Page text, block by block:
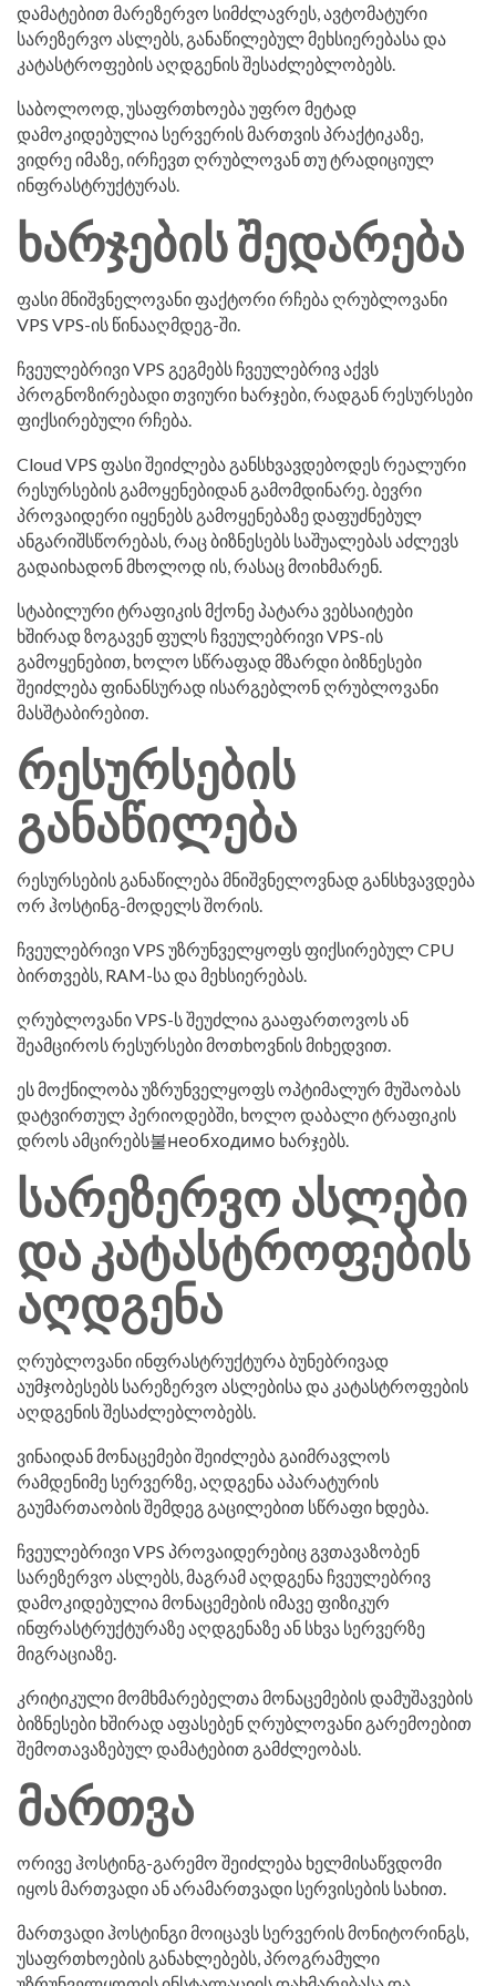
დამატებით მარეზერვო სიმძლავრეს, ავტომატური
სარეზერვო ასლებს, განაწილებულ მეხსიერებასა და
კატასტროფების აღდგენის შესაძლებლობებს.
საბოლოოდ, უსაფრთხოება უფრო მეტად
დამოკიდებულია სერვერის მართვის პრაქტიკაზე,
ვიდრე იმაზე, ირჩევთ ღრუბლოვან თუ ტრადიციულ
ინფრასტრუქტურას.
ხარჯების შედარება
ფასი მნიშვნელოვანი ფაქტორი რჩება ღრუბლოვანი
VPS VPS-ის წინააღმდეგ-ში.
ჩვეულებრივი VPS გეგმებს ჩვეულებრივ აქვს
პროგნოზირებადი თვიური ხარჯები, რადგან რესურსები
ფიქსირებული რჩება.
Cloud VPS ფასი შეიძლება განსხვავდებოდეს რეალური
რესურსების გამოყენებიდან გამომდინარე. ბევრი
პროვაიდერი იყენებს გამოყენებაზე დაფუძნებულ
ანგარიშსწორებას, რაც ბიზნესებს საშუალებას აძლევს
გადაიხადონ მხოლოდ ის, რასაც მოიხმარენ.
სტაბილური ტრაფიკის მქონე პატარა ვებსაიტები
ხშირად ზოგავენ ფულს ჩვეულებრივი VPS-ის
გამოყენებით, ხოლო სწრაფად მზარდი ბიზნესები
შეიძლება ფინანსურად ისარგებლონ ღრუბლოვანი
მასშტაბირებით.
რესურსების
განაწილება
რესურსების განაწილება მნიშვნელოვნად განსხვავდება
ორ ჰოსტინგ-მოდელს შორის.
ჩვეულებრივი VPS უზრუნველყოფს ფიქსირებულ CPU
ბირთვებს, RAM-სა და მეხსიერებას.
ღრუბლოვანი VPS-ს შეუძლია გააფართოვოს ან
შეამციროს რესურსები მოთხოვნის მიხედვით.
ეს მოქნილობა უზრუნველყოფს ოპტიმალურ მუშაობას
დატვირთულ პერიოდებში, ხოლო დაბალი ტრაფიკის
დროს ამცირებს불необходимо ხარჯებს.
სარეზერვო ასლები
და კატასტროფების
აღდგენა
ღრუბლოვანი ინფრასტრუქტურა ბუნებრივად
აუმჯობესებს სარეზერვო ასლებისა და კატასტროფების
აღდგენის შესაძლებლობებს.
ვინაიდან მონაცემები შეიძლება გაიმრავლოს
რამდენიმე სერვერზე, აღდგენა აპარატურის
გაუმართაობის შემდეგ გაცილებით სწრაფი ხდება.
ჩვეულებრივი VPS პროვაიდერებიც გვთავაზობენ
სარეზერვო ასლებს, მაგრამ აღდგენა ჩვეულებრივ
დამოკიდებულია მონაცემების იმავე ფიზიკურ
ინფრასტრუქტურაზე აღდგენაზე ან სხვა სერვერზე
მიგრაციაზე.
კრიტიკული მომხმარებელთა მონაცემების დამუშავების
ბიზნესები ხშირად აფასებენ ღრუბლოვანი გარემოებით
შემოთავაზებულ დამატებით გამძლეობას.
მართვა
ორივე ჰოსტინგ-გარემო შეიძლება ხელმისაწვდომი
იყოს მართვადი ან არამართვადი სერვისების სახით.
მართვადი ჰოსტინგი მოიცავს სერვერის მონიტორინგს,
უსაფრთხოების განახლებებს, პროგრამული